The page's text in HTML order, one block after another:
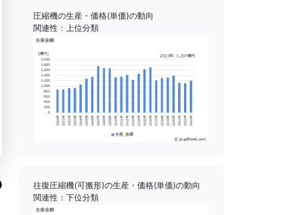
圧縮機の生産・価格(単価)の動向
関連性：上位分類
往復圧縮機(可搬形)の生産・価格(単価)の動向
関連性：下位分類